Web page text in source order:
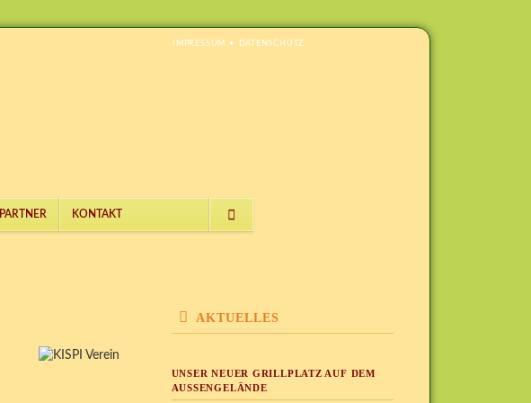
NAVIGATION
IMPRESSUM DATENSCHUTZ
ÜBERSPRINGEN
PARTNER KONTAKT
AKTUELLES
UNSER NEUER GRILLPLATZ AUF DEM
AUSSENGELÄNDE